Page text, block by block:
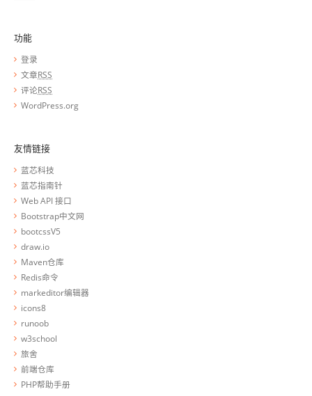
功能
登录
文章RSS
评论RSS
WordPress.org
友情链接
蓝芯科技
蓝芯指南针
Web API 接口
Bootstrap中文网
bootcssV5
draw.io
Maven仓库
Redis命令
markeditor编辑器
icons8
runoob
w3school
旅舍
前端仓库
PHP帮助手册